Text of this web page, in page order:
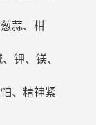
蒜、柑
钾、镁、
、精神紧